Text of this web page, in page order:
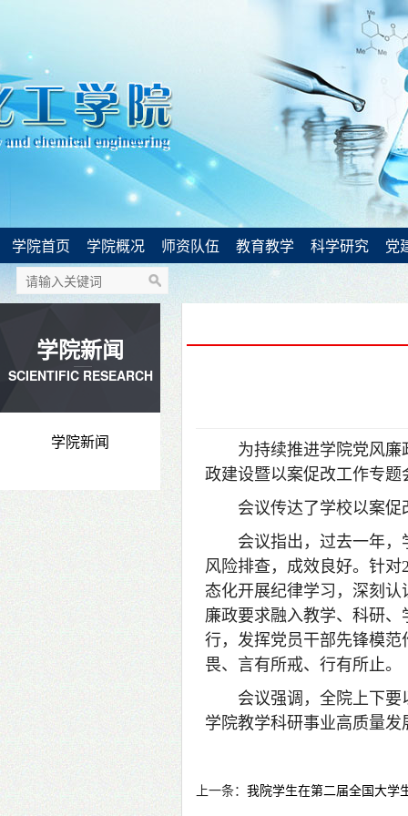
学院首页 学院概况 师资队伍 教育教学 科学研究 党
学院新闻
SCIENTIFIC RESEARCH
学院新闻
为持续推进学院党风
政建设暨以案促改工作专
会议传达了学校以案
会议指出，过去一年
风险排查，成效良好。针
态化开展纪律学习，深刻
廉政要求融入教学、科研
行，发挥党员干部先锋模
畏、言有所戒、行有所止。
会议强调，全院上下
学院教学科研事业高质量
上一条： 我院学生在第二届全国大学